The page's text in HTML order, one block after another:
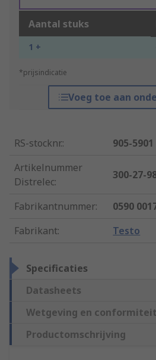
Aantal stuks
1 +
*prijsindicatie
Voeg toe aan
RS-stocknr.:
905-5901
Artikelnummer
Distrelec:
300-27-
Fabrikantnummer:
0590
Fabrikant: Testo
Specificaties
Datasheets
Wetgeving en conformiteit
Productomschrijving